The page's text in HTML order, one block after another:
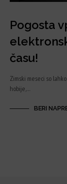
Pogosta
času!
Zimski meseci so
hobije,…
BERI